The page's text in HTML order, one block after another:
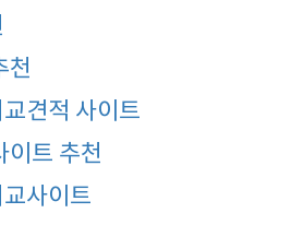
천
견적 사이트
이트 추천
사이트